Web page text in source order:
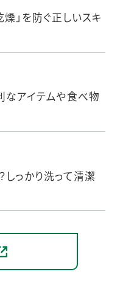
」を防ぐ正しいスキ
なアイテムや食べ物
っかり洗って清潔